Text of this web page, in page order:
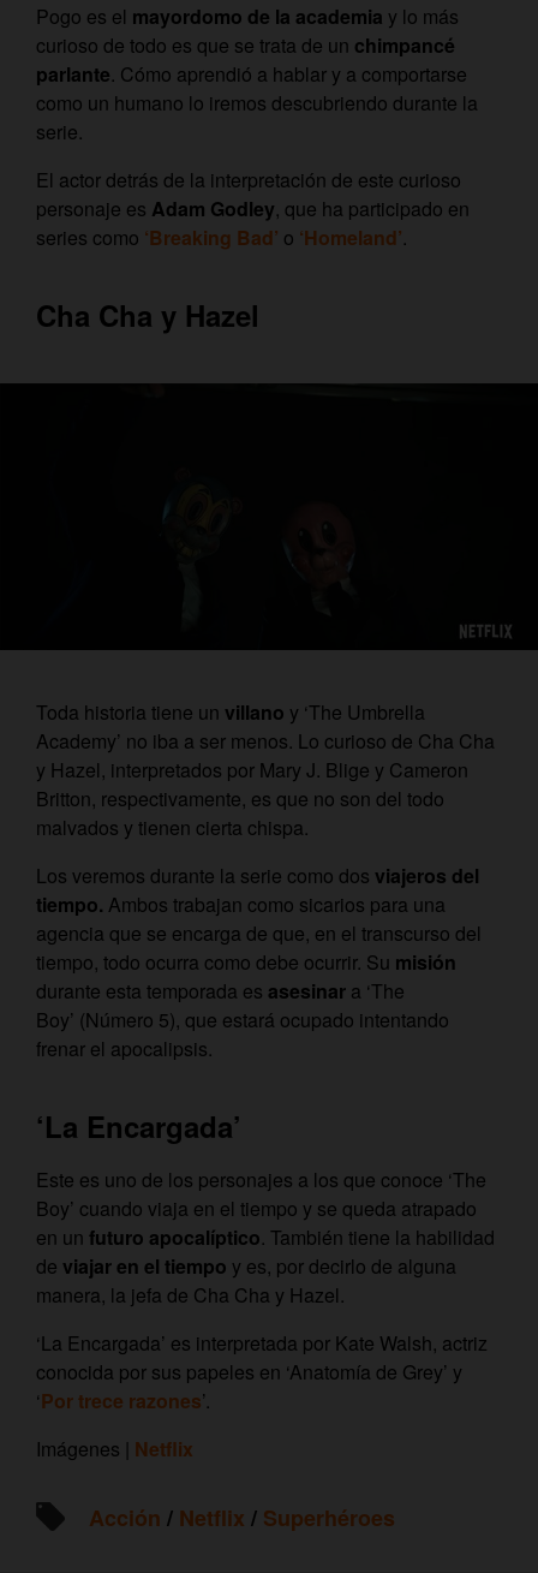
Pogo es el mayordomo de la academia y lo más
curioso de todo es que se trata de un chimpancé
parlante. Cómo aprendió a hablar y a comportarse
como un humano lo iremos descubriendo durante la
serie.
El actor detrás de la interpretación de este curioso
personaje es Adam Godley, que ha participado en
series como ‘Breaking Bad’ o ‘Homeland’.
Cha Cha y Hazel
Toda historia tiene un villano y ‘The Umbrella
Academy’ no iba a ser menos. Lo curioso de Cha Cha
y Hazel, interpretados por Mary J. Blige y Cameron
Britton, respectivamente, es que no son del todo
malvados y tienen cierta chispa.
Los veremos durante la serie como dos viajeros del
tiempo. Ambos trabajan como sicarios para una
agencia que se encarga de que, en el transcurso del
tiempo, todo ocurra como debe ocurrir. Su misión
durante esta temporada es asesinar a ‘The
Boy’ (Número 5), que estará ocupado intentando
frenar el apocalipsis.
‘La Encargada’
Este es uno de los personajes a los que conoce ‘The
Boy’ cuando viaja en el tiempo y se queda atrapado
en un futuro apocalíptico. También tiene la habilidad
de viajar en el tiempo y es, por decirlo de alguna
manera, la jefa de Cha Cha y Hazel.
‘La Encargada’ es interpretada por Kate Walsh, actriz
conocida por sus papeles en ‘Anatomía de Grey’ y
‘Por trece razones’.
Imágenes | Netflix
Acción / Netflix / Superhéroes